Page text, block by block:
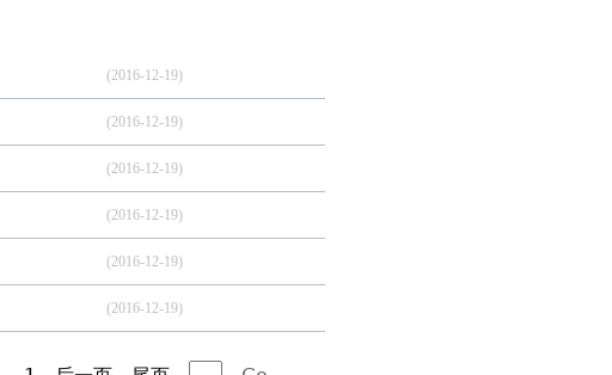
(2016-12-19)
(2016-12-19)
(2016-12-19)
(2016-12-19)
(2016-12-19)
(2016-12-19)